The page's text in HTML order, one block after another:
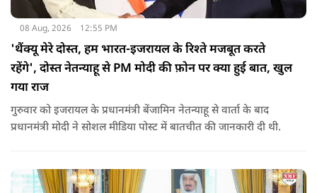
08 Aug, 2026 12:55 PM
'थैंक्यू मेरे दोस्त, हम भारत-इजरायल के रिश्ते मजबूत करते
रहेंगे', दोस्त नेतन्याहू से PM मोदी की फ़ोन पर क्या हुई बात, खुल
गया राज
गुरुवार को इजरायल के प्रधानमंत्री बेंजामिन नेतन्याहू से वार्ता के बाद
प्रधानमंत्री मोदी ने सोशल मीड‍िया पोस्‍ट में बातचीत की जानकारी दी थी.